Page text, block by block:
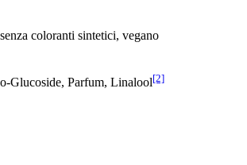
coloranti sintetici, vegano
Glucoside, Parfum, Linalool[2]